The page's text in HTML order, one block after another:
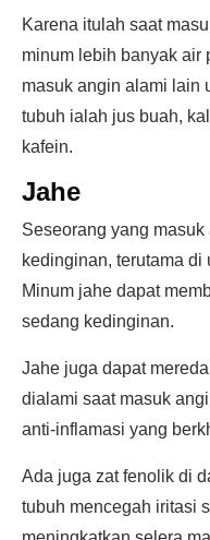
Karena itulah saat
minum lebih banyak air
masuk angin alami lain
tubuh ialah jus buah,
kafein.
Jahe
Seseorang yang
kedinginan, terutama
Minum jahe dapat
sedang kedinginan.
Jahe juga dapat
dialami saat masuk
anti-inflamasi yang
Ada juga zat fenolik di
tubuh mencegah iritasi